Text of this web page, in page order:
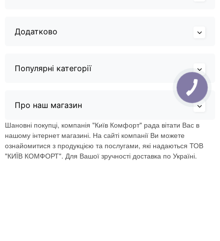
Додатково
Популярні категорії
Про наш магазин
Шановні покупці, компанія "Київ Комфорт" рада вітати Вас в
нашому інтернет магазині. На сайті компанії Ви можете
ознайомитися з продукцією та послугами, які надаються ТОВ
"КИЇВ КОМФОРТ". Для Вашої зручності доставка по Україні.